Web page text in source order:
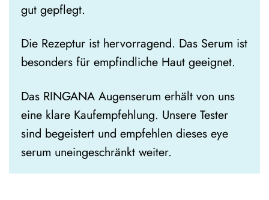
gut gepflegt.
Die Rezeptur ist hervorragend. Das Serum ist
besonders für empfindliche Haut geeignet.
Das RINGANA Augenserum erhält von uns
eine klare Kaufempfehlung. Unsere Tester
sind begeistert und empfehlen dieses eye
serum uneingeschränkt weiter.